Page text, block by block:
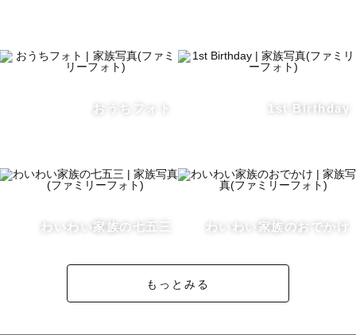
幸せな瞬間
ぜひ、皆様の大切な瞬間を切り取り形に残すお手伝いをさ
💠社内上位10％TOPカメラマン
おうちフォト 1st Birthday
わいわい家族の七五三 わいわい家族のおでかけ
もっとみる